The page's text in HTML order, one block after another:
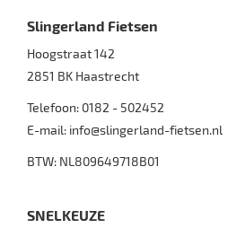
Slingerland Fietsen
Hoogstraat 142
2851 BK Haastrecht
Telefoon: 0182 - 502452
E-mail: info@slingerland-fietsen.nl
BTW: NL809649718B01
SNELKEUZE